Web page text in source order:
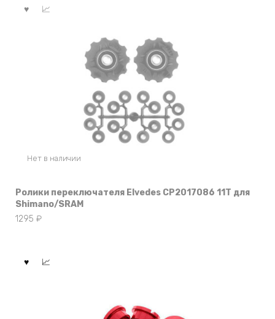
Нет в наличии
Ролики переключателя Elvedes CP2017086 11T для
Shimano/SRAM
1295 ₽